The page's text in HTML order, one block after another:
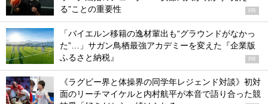
る”ことの重要性
PR
「バイエルン移籍の逸材輩出も“グラウンドがなかっ
た”…」サガン鳥栖最強アカデミーを変えた『企業版
ふるさと納税』
PR
《ラグビー界と体操界の同学年レジェンド対談》初対
面のリーチマイケルと内村航平が本音で語り合った競